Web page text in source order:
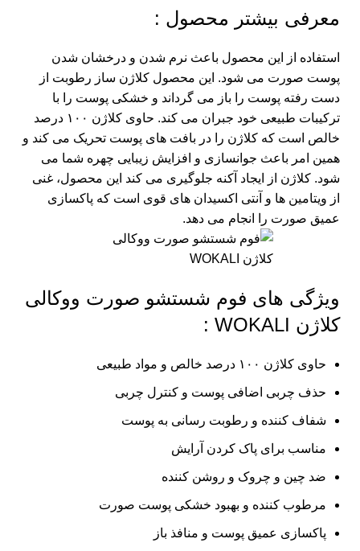
معرفی بیشتر محصول :
استفاده از این محصول باعث نرم شدن و درخشان شدن
پوست صورت می شود. این محصول کلاژن ساز رطوبت از
دست رفته پوست را باز می گرداند و خشکی پوست را با
ترکیبات طبیعی خود جبران می کند. حاوی کلاژن ۱۰۰ درصد
خالص است که کلاژن را در بافت های پوست تحریک می کند و
همین امر باعث جوانسازی و افزایش زیبایی چهره شما می
شود. کلاژن از ایجاد آکنه جلوگیری می کند این محصول، غنی
از ویتامین ها و آنتی اکسیدان های قوی است که پاکسازی
عمیق صورت را انجام می دهد.
ویژگی های فوم شستشو صورت ووکالی
کلاژن WOKALI :
حاوی کلاژن ۱۰۰ درصد خالص و مواد طبیعی
حذف چربی اضافی پوست و کنترل چربی
شفاف کننده و رطوبت رسانی به پوست
مناسب برای پاک کردن آرایش
ضد چین و چروک و روشن کننده
مرطوب کننده و بهبود خشکی پوست صورت
پاکسازی عمیق پوست و منافذ باز